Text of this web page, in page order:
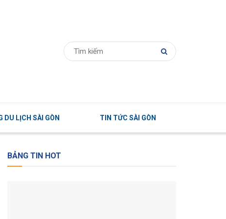
DU LỊCH SÀI GÒN TIN TỨC SÀI GÒN
BẢNG TIN HOT